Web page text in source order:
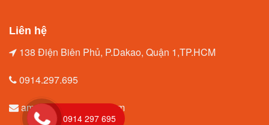
Liên hệ
138 Điện Biên Phủ, P.Dakao, Quận 1,TP.HCM
0914.297.695
amytrang96@gmail.com
0914 297 695